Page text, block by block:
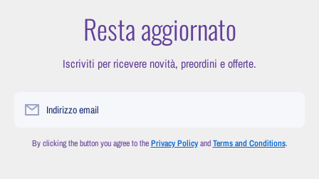
Resta aggiornato
Iscriviti per ricevere novità, preordini e offerte.
Indirizzo email
By clicking the button you agree to thePrivacy PolicyandTerms and Conditions.